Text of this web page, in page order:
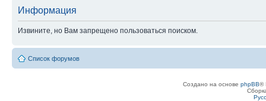
Информация
Извините, но Вам запрещено пользоваться поиском.
Список форумов
Создано на основе phpBB®